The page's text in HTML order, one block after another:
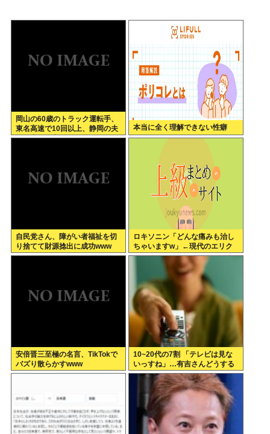
岡山の60歳のトラック運転手、
東名高速で10回以上、静岡の夫
婦の車に追突
本当に全く理解できない性癖
自民党さん、障がい者福祉を切
り捨てて財源捻出に成功www
ロキソニン「どんな痛みも治し
ちゃいますw」←現代のエリク
サーやろ…
安倍晋三至極の名言、TikTokで
バズり散らかすwww
10~20代の7割 「テレビは見な
いっすね」…有吉さんどうする
のこれ